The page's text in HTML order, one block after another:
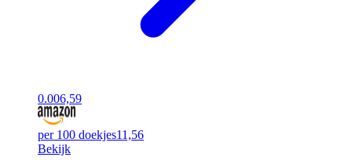
0.006,59
per 100 doekjes11,56
Bekijk